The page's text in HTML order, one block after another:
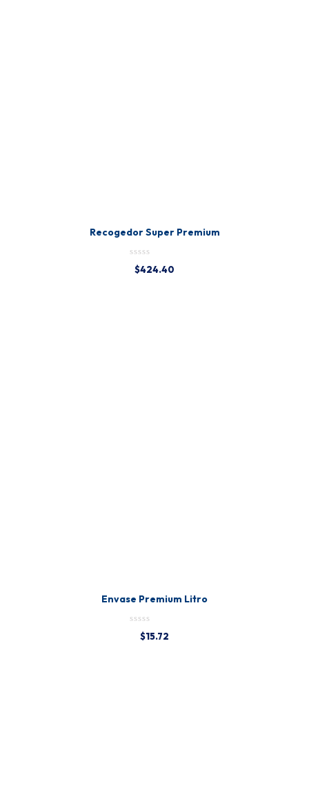
Recogedor Super Premium
$424.40
Envase Premium Litro
$15.72